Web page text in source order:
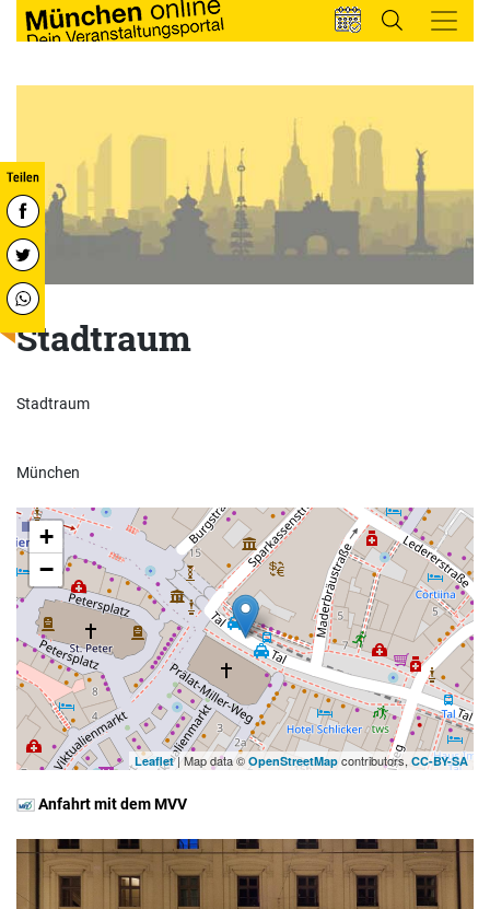
Stadtraum
Stadtraum
München
+
−
Leaflet| Map data © OpenStreetMap contributors, CC-BY-SA
Anfahrt mit dem MVV